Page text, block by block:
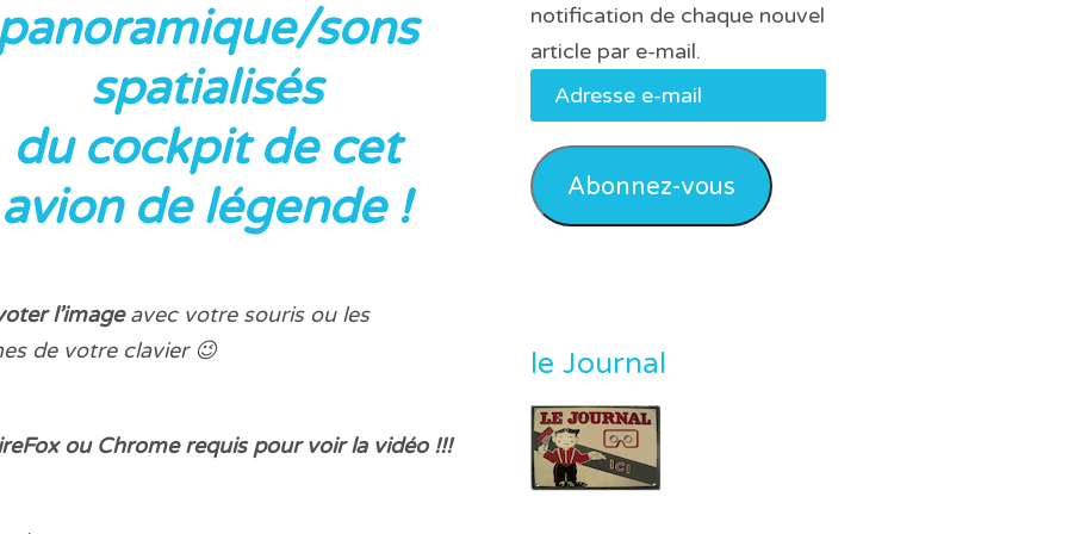
sons
spatialisés
du cockpit de cet
avion de légende !
l’imageavec votre souris ou les
de votre clavier 😉
ou Chrome requis pour voir la vidéo !!!
notification de chaque nouvel
article par e-mail.
Adresse
e-
mail
Abonnez-vous
le Journal